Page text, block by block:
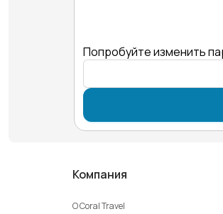
Попробуйте изменить
Компания
О Coral Travel